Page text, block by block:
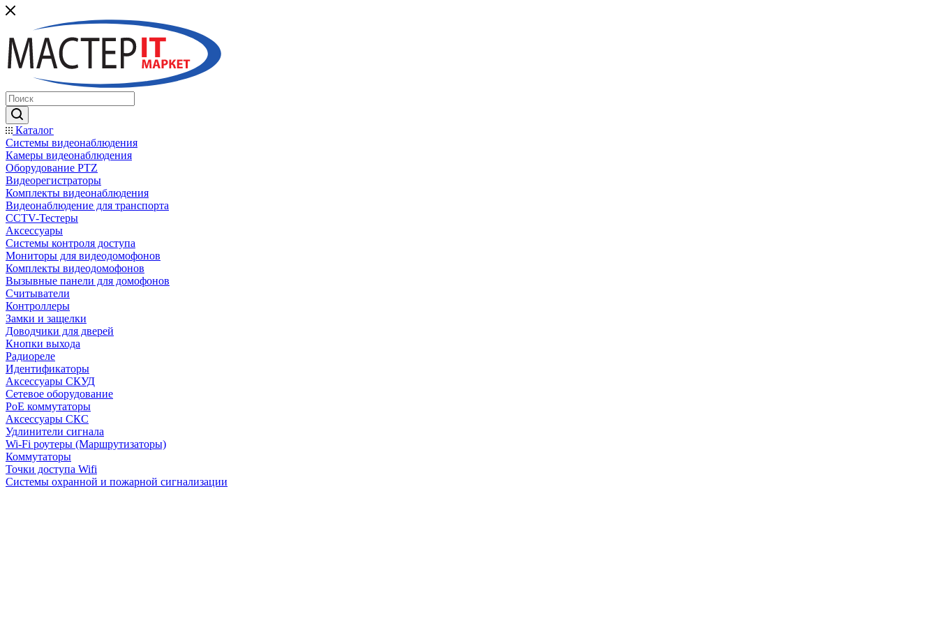
Каталог
Системы видеонаблюдения
Камеры видеонаблюдения
Оборудование PTZ
Видеорегистраторы
Комплекты видеонаблюдения
Видеонаблюдение для транспорта
CCTV-Тестеры
Аксессуары
Системы контроля доступа
Мониторы для видеодомофонов
Комплекты видеодомофонов
Вызывные панели для домофонов
Считыватели
Контроллеры
Замки и защелки
Доводчики для дверей
Кнопки выхода
Радиореле
Идентификаторы
Аксессуары СКУД
Сетевое оборудование
PoE коммутаторы
Аксессуары СКС
Удлинители сигнала
Wi-Fi роутеры (Маршрутизаторы)
Коммутаторы
Точки доступа Wifi
Системы охранной и пожарной сигнализации